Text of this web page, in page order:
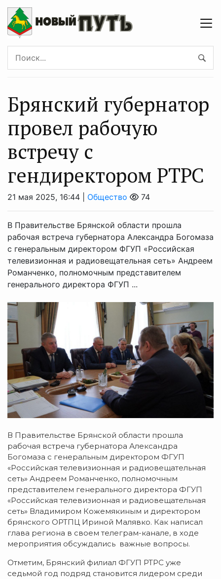
Брянский губернатор
провел рабочую
встречу с
гендиректором РТРС
21 мая 2025, 16:44 | Общество 74
В Правительстве Брянской области прошла
рабочая встреча губернатора Александра Богомаза
с генеральным директором ФГУП «Российская
телевизионная и радиовещательная сеть» Андреем
Романченко, полномочным представителем
генерального директора ФГУП ...
В Правительстве Брянской области прошла
рабочая встреча губернатора Александра
Богомаза с генеральным директором ФГУП
«Российская телевизионная и радиовещательная
сеть» Андреем Романченко, полномочным
представителем генерального директора ФГУП
«Российская телевизионная и радиовещательная
сеть» Владимиром Кожемякиным и директором
брянского ОРТПЦ Ириной Малявко. Как написал
глава региона в своем телеграм-канале, в ходе
мероприятия обсуждались важные вопросы.
Отметим, Брянский филиал ФГУП РТРС уже
седьмой год подряд становится лидером среди